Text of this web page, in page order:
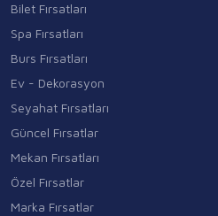
Bilet Fırsatları
Spa Fırsatları
Burs Fırsatları
Ev - Dekorasyon
Seyahat Fırsatları
Güncel Fırsatlar
Mekan Fırsatları
Özel Fırsatlar
Marka Fırsatlar